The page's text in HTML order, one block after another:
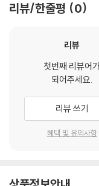
리뷰/한줄평 0
리뷰
첫번째 리뷰어
되어주세요.
리뷰 쓰기
혜택 및 유의사항